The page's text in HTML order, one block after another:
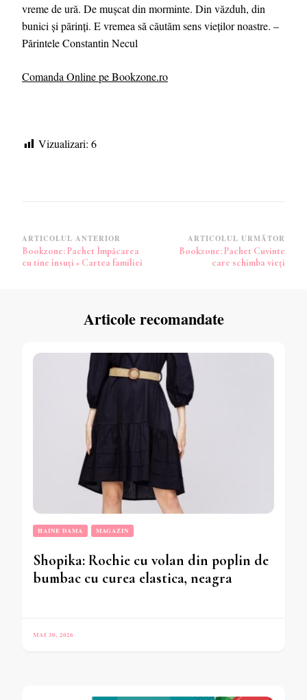
vreme de ură. De mușcat din morminte. Din văzduh, din
bunici și părinți. E vremea să căutăm sens vieților noastre. –
Părintele Constantin Necul
Comanda Online pe Bookzone.ro
Vizualizari: 6
Navigare
în
ARTICOLUL ANTERIOR
Bookzone: Pachet Împăcarea
cu tine însuți + Cartea familiei
ARTICOLUL URMĂTOR
Bookzone: Pachet Cuvinte
care schimba vieți
Articole recomandate
HAINE DAMA MAGAZIN
Shopika: Rochie cu volan din poplin de
bumbac cu curea elastica, neagra
MAI 30, 2026